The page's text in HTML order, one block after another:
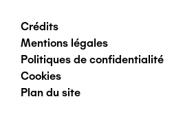
Pied
de
page
Crédits
Mentions légales
Politiques de confidentialité
Cookies
Plan du site